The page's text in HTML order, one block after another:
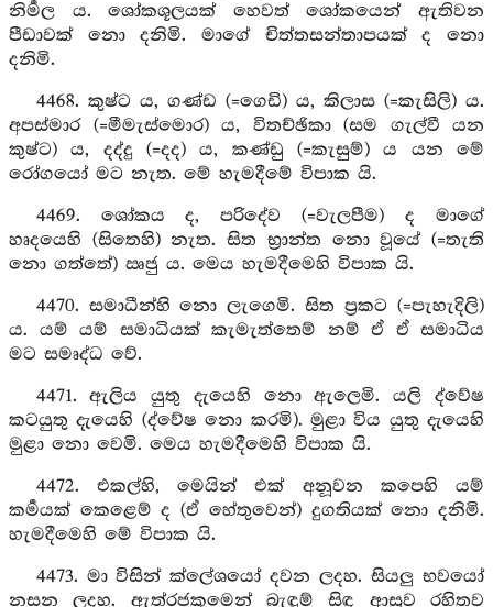
නිර්‍මල ය. ශෝකශූලයක් හෙවත් ශෝකයෙන් ඇතිවන
පීඩාවක් නො දනිමි. මාගේ චිත්තසන්තාපයක් ද නො
දනිමි.
4468. කුෂ්ට ය, ගණ්ඩ (=ගෙඩි) ය, කිලාස (=කැසිලි) ය.
අපස්මාර (=මීමැස්මොර) ය, විතච්ඡිකා (සම ගැල්වී යන
කුෂ්ට) ය, දද්දු (=දද) ය, කණ්ඩු (=කැසුම්) ය යන මේ
රෝගයෝ මට නැත. මේ හැමදීමේ විපාක යි.
4469. ශෝකය ද, පරිදේව (=වැලපීම) ද මාගේ
හෘදයෙහි (සිතෙහි) නැත. සිත භ්‍රාන්ත නො වූයේ (=තැති
නො ගත්තේ) ඍජු ය. මෙය හැමදීමෙහි විපාක යි.
4470. සමාධීන්හි නො ලැගෙමි. සිත ප්‍රකට (=පැහැදිලි)
ය. යම් යම් සමාධියක් කැමැත්තෙම් නම් ඒ ඒ සමාධිය
මට සමෘද්ධ වේ.
4471. ඇලිය යුතු දැයෙහි නො ඇලෙමි. යලි ද්වේෂ
කටයුතු දැයෙහි (ද්වේෂ නො කරමි). මුළා විය යුතු දැයෙහි
මුළා නො වෙමි. මෙය හැමදීමෙහි විපාක යි.
4472. එකල්හි, මෙයින් එක් අනූවන කපෙහි යම්
කර්‍මයක් කෙළෙම් ද (ඒ හේතුවෙන්) දුගතියක් නො දනිමි.
හැමදීමෙහි මේ විපාක යි.
4473. මා විසින් ක්ලේශයෝ දවන ලදහ. සියලු භවයෝ
නසන ලදහ. ඇත්රජකුමෙන් බැඳුම් සිඳ ආස්‍රව රහිතව